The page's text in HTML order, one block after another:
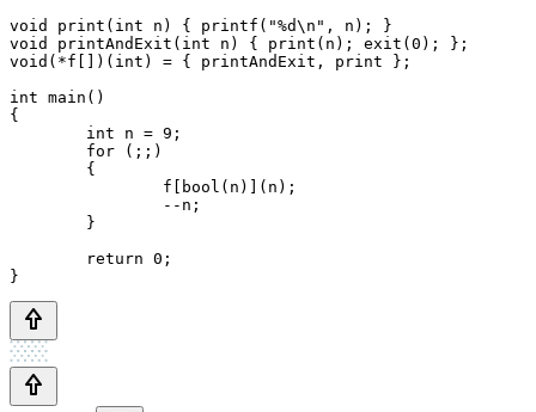
void print(int n) { printf("%d\n", n); }
void printAndExit(int n) { print(n); exit(0); };
void(*f[])(int) = { printAndExit, print };
int main()
{